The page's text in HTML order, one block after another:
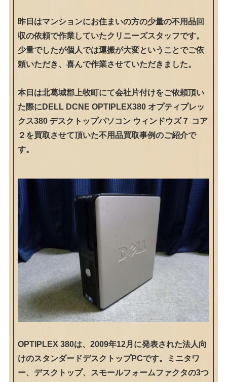
昨日はマンションにお住まいの方の少量の不用品回
収の依頼で作業していたクリニーズスタッフです。
少量でしたが個人では運搬が大変ということでご依
頼いただき、喜んで作業させていただきました。
本日は北葛城郡上牧町にて会社片付けをご依頼頂い
た際にDELL DCNE OPTIPLEX380 オプティプレッ
クス380 デスクトップパソコン ウィンドウズ７ コア
２を買取させて頂いた不用品買取事例のご紹介で
す。
OPTIPLEX 380は、2009年12月に発表された法人向
けのスタンダードデスクトップPCです。ミニタワ
ー、デスクトップ、スモールフォームファクタの3つ